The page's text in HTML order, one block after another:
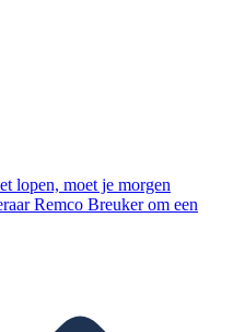
lopen, moet je morgen
Remco Breuker om een